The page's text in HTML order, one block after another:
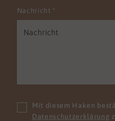
Nachricht *
Mit diesem Haken
Datenschutzerklärung